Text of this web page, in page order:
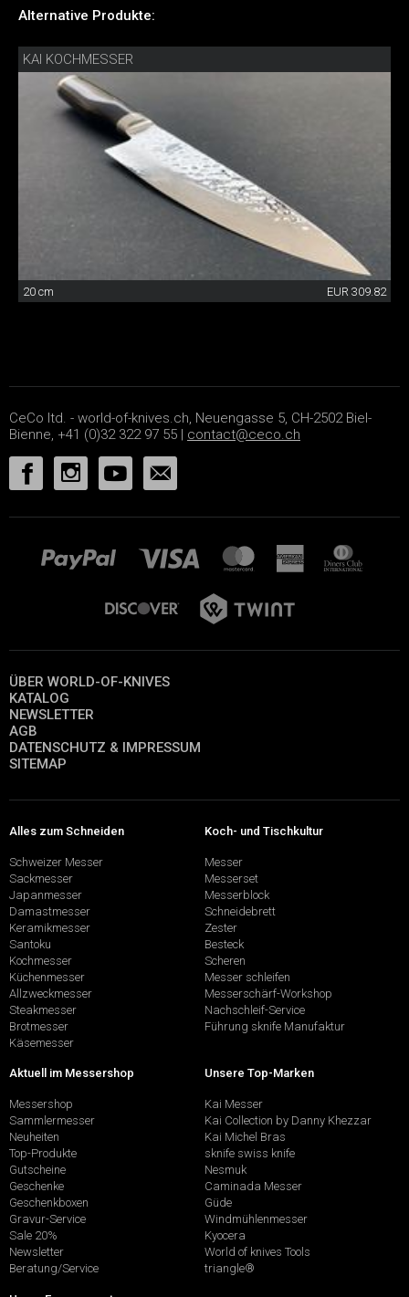
Alternative Produkte:
KAI KOCHMESSER
20 cm EUR 309.82
CeCo ltd. - world-of-knives.ch, Neuengasse 5, CH-2502 Biel-
Bienne, +41 (0)32 322 97 55 | contact@ceco.ch
ÜBER WORLD-OF-KNIVES
KATALOG
NEWSLETTER
AGB
DATENSCHUTZ & IMPRESSUM
SITEMAP
Alles zum Schneiden
Schweizer Messer
Sackmesser
Japanmesser
Damastmesser
Keramikmesser
Santoku
Kochmesser
Küchenmesser
Allzweckmesser
Steakmesser
Brotmesser
Käsemesser
Koch- und Tischkultur
Messer
Messerset
Messerblock
Schneidebrett
Zester
Besteck
Scheren
Messer schleifen
Messerschärf-Workshop
Nachschleif-Service
Führung sknife Manufaktur
Aktuell im Messershop
Messershop
Sammlermesser
Neuheiten
Top-Produkte
Gutscheine
Geschenke
Geschenkboxen
Gravur-Service
Sale 20%
Newsletter
Beratung/Service
Unsere Top-Marken
Kai Messer
Kai Collection by Danny Khezzar
Kai Michel Bras
sknife swiss knife
Nesmuk
Caminada Messer
Güde
Windmühlenmesser
Kyocera
World of knives Tools
triangle®